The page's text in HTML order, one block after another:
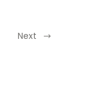
Next